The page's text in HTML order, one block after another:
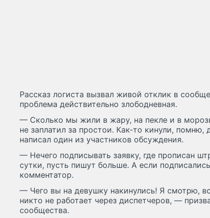
Рассказ логиста вызвал живой отклик в
проблема действительно злободневная.
— Сколько мы жили в жару, на пекле и в
не заплатил за простои. Как-то кинули,
написал один из участников обсуждения.
— Нечего подписывать заявку, где прописан
сутки, пусть пишут больше. А если
комментатор.
— Чего вы на девушку накинулись! Я смотрю,
никто не работает через диспетчеров, —
сообщества.